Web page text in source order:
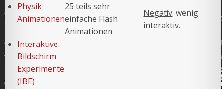
Physik
Animationen
25 teils sehr
einfache Flash
Animationen
Negativ: wenig
interaktiv.
Interaktive
Bildschirm
Experimente
(IBE)